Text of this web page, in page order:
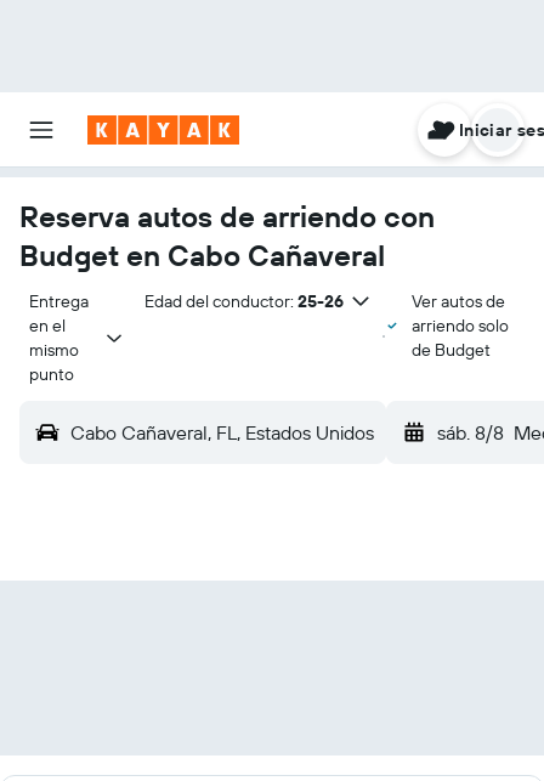
Iniciar
Reserva autos de arriendo con
Budget en Cabo Cañaveral
Entrega
en el
mismo
punto
Edad del conductor: 25-26
Ver autos de
arriendo solo
de Budget
Cabo Cañaveral, FL, Estados Unidos sáb. 8/8